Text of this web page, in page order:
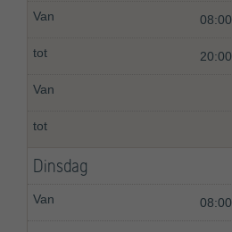
08:00
20:00
Dinsdag
08:00